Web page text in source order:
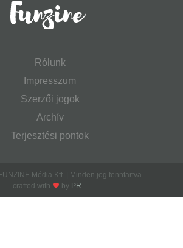
Rólunk
Impresszum
Szerzői jogok
Archív
Terjesztési pontok
Média Kft. | Minden jog fenntartva
crafted with
by PR